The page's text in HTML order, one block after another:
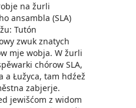
na žurli
ansambla (SLA)
Tutón
zwuk znatych
mje wobja. W žurli
chórow SLA,
zabjerje.
jewišćom z widom